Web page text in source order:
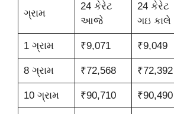
ગ્રામ
24 કેરેટ
આજે
24 કેરેટ
ગઇ કાલે
1 ગ્રામ ₹9,071 ₹9,049
8 ગ્રામ ₹72,568 ₹72,392
10 ગ્રામ ₹90,710 ₹90,490